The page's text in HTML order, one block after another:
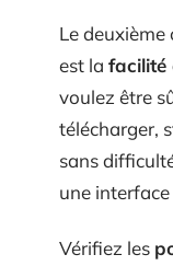
Le
est la facilité
voulez être
télécharger,
sans
une
Vérifiez les